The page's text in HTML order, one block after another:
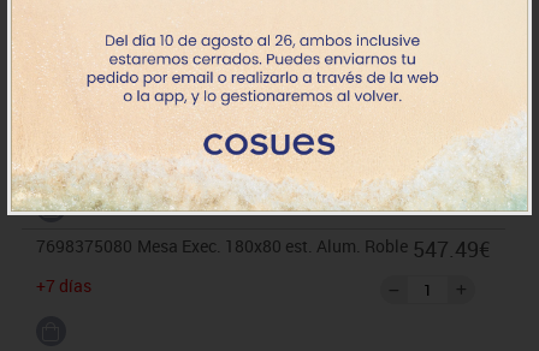
+7 días
7698375072 Mesa Exec. 180x80 est. Alum. Gris
+7 días
547.49€
7698375080 Mesa Exec. 180x80 est. Alum. Roble
+7 días
547.49€